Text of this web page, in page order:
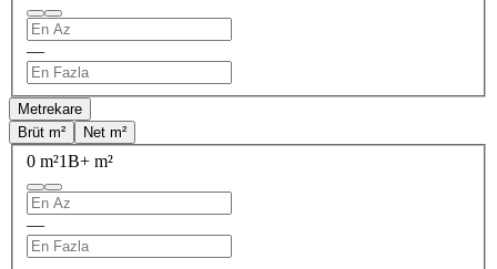
—
Metrekare
Brüt m²
Net m²
0 m²1B+ m²
—